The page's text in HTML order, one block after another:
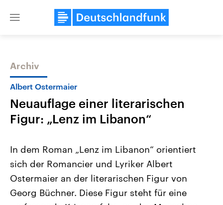
Close
Themen
Landtagswahl Sachsen-Anhalt
2026
Alle Informationen
Sachsen-Anhalt wählt am 6.
USA
Aktuelle Beiträge,
Hintergründe
Wirtschaftlich und
Archiv
Albert Ostermaier
Neuauflage einer literarischen
Figur: „Lenz im Libanon“
In dem Roman „Lenz im Libanon“ orientiert
sich der Romancier und Lyriker Albert
Ostermaier an der literarischen Figur von
Georg Büchner. Diese Figur steht für eine